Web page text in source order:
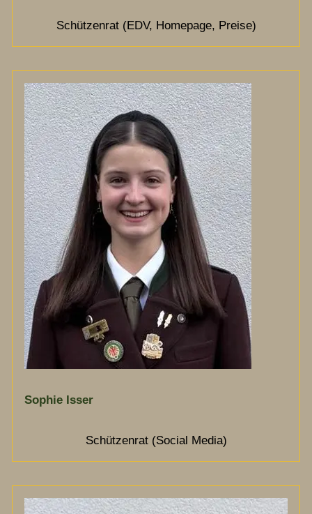
Schützenrat (EDV, Homepage, Preise)
Sophie Isser
Schützenrat (Social Media)